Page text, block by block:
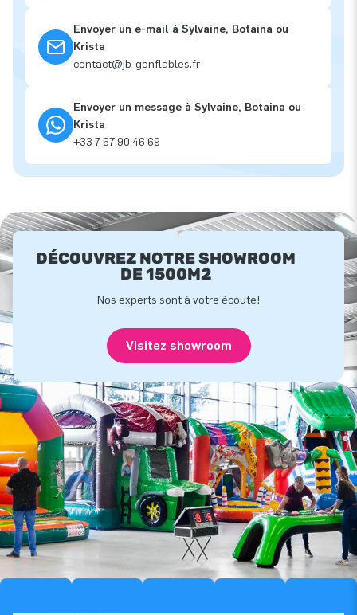
Envoyer un e-mail à Sylvaine, Botaina ou
Krista
contact@jb-gonflables.fr
Envoyer un message à Sylvaine, Botaina ou
Krista
+33 7 67 90 46 69
DÉCOUVREZ NOTRE SHOWROOM
DE 1500M2
Nos experts sont à votre écoute!
Visitez showroom